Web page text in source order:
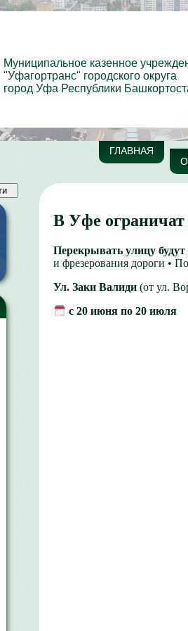
Муниципальное казенное
"Уфагортранс" городского округа
город Уфа Республики
ГЛАВНАЯ
В Уфе
Перекрывать улицу
и фрезерования дороги •
Ул. Заки Валиди(от ул.
с 20 июня по 20 июля